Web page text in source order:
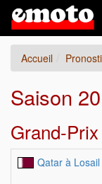
Accueil
Saison
Grand-
Qatar à